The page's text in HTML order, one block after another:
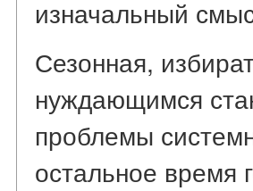
изначальный
Сезонная,
нуждающимся
проблемы
остальное время